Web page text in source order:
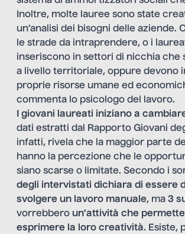
Inoltre, molte lauree sono state
un’analisi dei bisogni delle aziende.
le strade da intraprendere, o i
inseriscono in settori di nicchia che
a livello territoriale, oppure devono
proprie risorse umane ed
commenta lo psicologo del lavoro.
I giovani laureati iniziano a
dati estratti dal
Rapporto Giovani
infatti, rivela che la maggior parte
hanno la percezione che le
siano scarse o limitate. Secondo i
degli intervistati dichiara di essere
svolgere un lavoro manuale, ma 3
vorrebbero un’attività che
esprimere la loro creatività. Esiste,